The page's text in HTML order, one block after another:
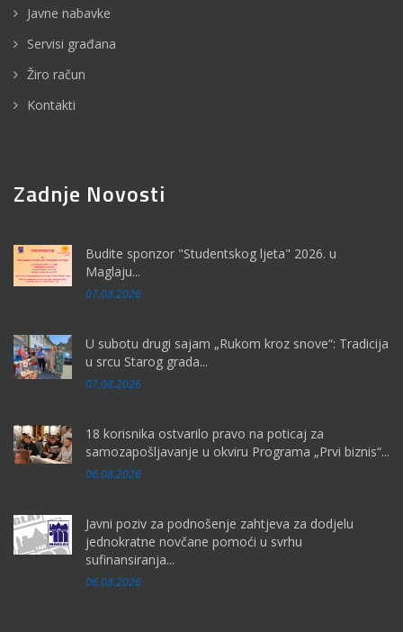
Javne nabavke
Servisi građana
Žiro račun
Kontakti
Zadnje Novosti
Budite sponzor "Studentskog ljeta" 2026. u
Maglaju...
07.08.2026
U subotu drugi sajam „Rukom kroz snove“: Tradicija
u srcu Starog grada...
07.08.2026
18 korisnika ostvarilo pravo na poticaj za
samozapošljavanje u okviru Programa „Prvi biznis“...
06.08.2026
Javni poziv za podnošenje zahtjeva za dodjelu
jednokratne novčane pomoći u svrhu
sufinansiranja...
06.08.2026